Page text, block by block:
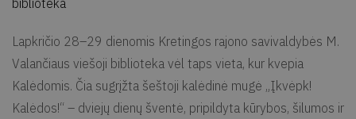
biblioteka
Lapkričio 28–29 dienomis Kretingos rajono savivaldybės M.
Valančiaus viešoji biblioteka vėl taps vieta, kur kvepia
Kalėdomis. Čia sugrįžta šeštoji kalėdinė mugė „Įkvėpk!
Kalėdos!“ – dviejų dienų šventė, pripildyta kūrybos, šilumos ir